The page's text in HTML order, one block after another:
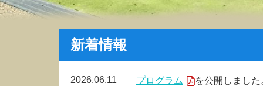
新着情報
2026.06.11 プログラム を公開しました